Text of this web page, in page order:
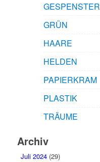
GESPENSTER
GRÜN
HAARE
HELDEN
PAPIERKRAM
PLASTIK
TRÄUME
Archiv
Juli 2024(29)